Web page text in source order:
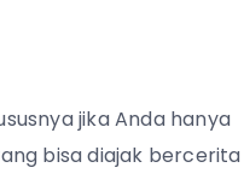
jika Anda hanya
bisa diajak bercerita